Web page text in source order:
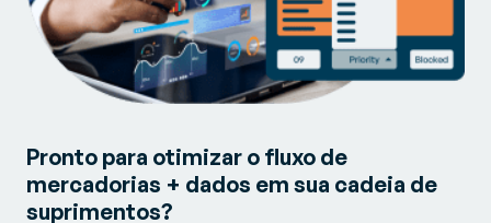
Pronto para otimizar o fluxo de
mercadorias + dados em sua cadeia de
suprimentos?